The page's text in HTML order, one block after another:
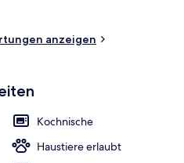
anzeigen
Kochnische
Haustiere erlaubt